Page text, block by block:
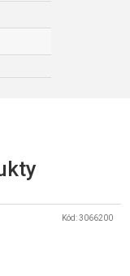
Kód:3066200